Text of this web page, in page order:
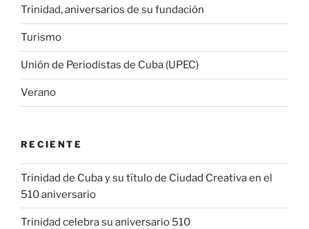
Trinidad, aniversarios de su fundación
Turismo
Unión de Periodistas de Cuba (UPEC)
Verano
RECIENTE
Trinidad de Cuba y su título de Ciudad Creativa en el
510 aniversario
Trinidad celebra su aniversario 510